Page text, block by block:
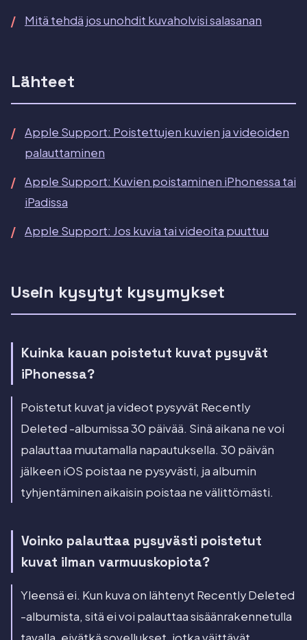
Mitä tehdä jos unohdit kuvaholvisi salasanan
Lähteet
Apple Support: Poistettujen kuvien ja videoiden
palauttaminen
Apple Support: Kuvien poistaminen iPhonessa tai
iPadissa
Apple Support: Jos kuvia tai videoita puuttuu
Usein kysytyt kysymykset
Kuinka kauan poistetut kuvat pysyvät
iPhonessa?
Poistetut kuvat ja videot pysyvät Recently
Deleted -albumissa 30 päivää. Sinä aikana ne voi
palauttaa muutamalla napautuksella. 30 päivän
jälkeen iOS poistaa ne pysyvästi, ja albumin
tyhjentäminen aikaisin poistaa ne välittömästi.
Voinko palauttaa pysyvästi poistetut
kuvat ilman varmuuskopiota?
Yleensä ei. Kun kuva on lähtenyt Recently Deleted
-albumista, sitä ei voi palauttaa sisäänrakennetulla